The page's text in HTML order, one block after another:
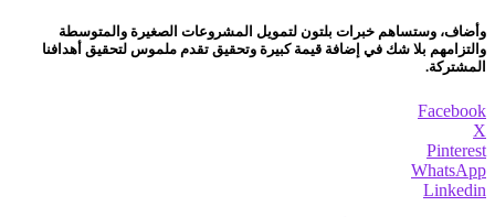
وأضاف، وستساهم خبرات بلتون لتمويل المشروعات الصغيرة والمتوسطة
والتزامهم بلا شك في إضافة قيمة كبيرة وتحقيق تقدم ملموس لتحقيق أهدافنا
المشتركة.
Facebook
X
Pinterest
WhatsApp
Linkedin